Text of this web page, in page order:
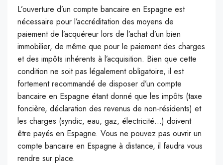
L’ouverture d’un compte bancaire en Espagne est
nécessaire pour l’accréditation des moyens de
paiement de l’acquéreur lors de l’achat d’un bien
immobilier, de même que pour le paiement des charges
et des impôts inhérents à l’acquisition. Bien que cette
condition ne soit pas légalement obligatoire, il est
fortement recommandé de disposer d’un compte
bancaire en Espagne étant donné que les impôts (taxe
foncière, déclaration des revenus de non-résidents) et
les charges (syndic, eau, gaz, électricité…) doivent
être payés en Espagne. Vous ne pouvez pas ouvrir un
compte bancaire en Espagne à distance, il faudra vous
rendre sur place.